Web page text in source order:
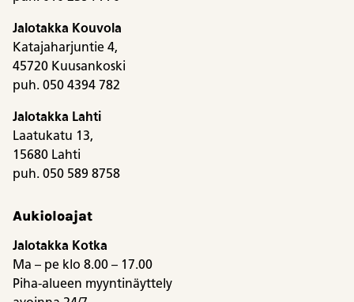
Jalotakka Kouvola
Katajaharjuntie 4,
45720 Kuusankoski
puh. 050 4394 782
Jalotakka Lahti
Laatukatu 13,
15680 Lahti
puh. 050 589 8758
Aukioloajat
Jalotakka Kotka
Ma – pe klo 8.00 – 17.00
Piha-alueen myyntinäyttely